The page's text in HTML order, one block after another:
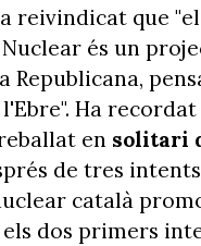
reivindicat que
és un
Republicana,
Ha
en solitari
de tres
català
dos primers